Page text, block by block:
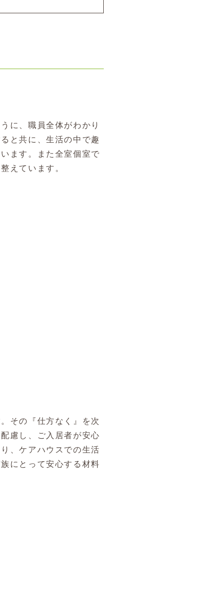
に、職員全体がわかり
と共に、生活の中で趣
ます。また全室個室で
えています。
その『仕方なく』を次
慮し、ご入居者が安心
、ケアハウスでの生活
にとって安心する材料